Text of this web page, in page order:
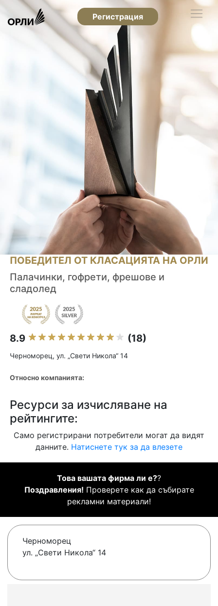
Регистрация
ПОБЕДИТЕЛ ОТ КЛАСАЦИЯТА НА ОРЛИ
Палачинки, гофрети, фрешове и
сладолед
8.9 (18)
Черноморец, ул. „Свети Никола“ 14
Относно компанията:
Ресурси за изчисляване на
рейтингите:
Само регистрирани потребители могат да видят
данните. Натиснете тук за да влезете
Това вашата фирма ли е??
Поздравления! Проверете как да събирате
рекламни материали!
Черноморец
ул. „Свети Никола“ 14